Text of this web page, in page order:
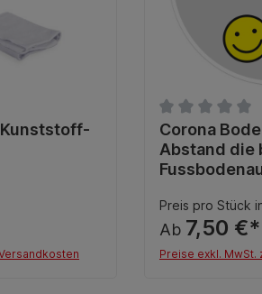
von 0 von 5 Sternen
Corona
Abstand die
Preis pro Stück
Ab 7,50 €*
Preise exkl. MwSt.